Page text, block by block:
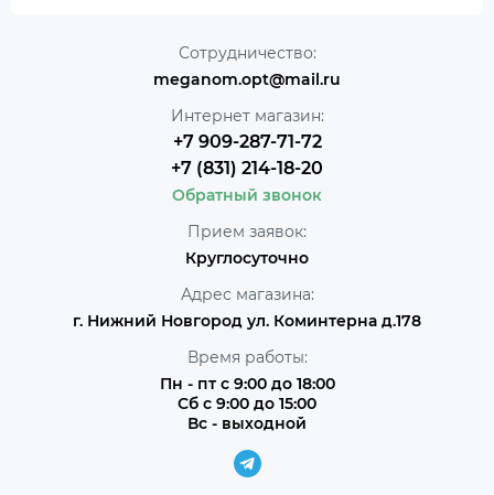
Сотрудничество:
meganom.opt@mail.ru
Интернет магазин:
+7 909-287-71-72
+7 (831) 214-18-20
Обратный звонок
Прием заявок:
Круглосуточно
Адрес магазина:
г. Нижний Новгород ул. Коминтерна д.178
Время работы:
Пн - пт с 9:00 до 18:00
Сб с 9:00 до 15:00
Вс - выходной